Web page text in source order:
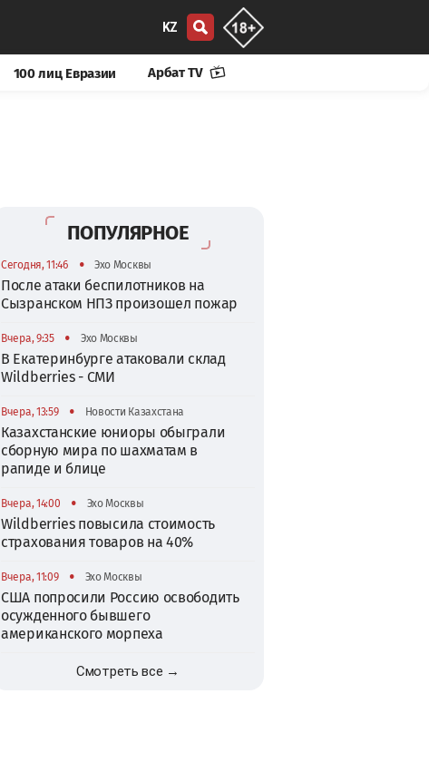
KZ
100 лиц Евразии Арбат TV
ПОПУЛЯРНОЕ
Сегодня, 11:46 • Эхо Москвы
После атаки беспилотников на
Сызранском НПЗ произошел пожар
Вчера, 9:35 • Эхо Москвы
В Екатеринбурге атаковали склад
Wildberries - СМИ
Вчера, 13:59 • Новости Казахстана
Казахстанские юниоры обыграли
сборную мира по шахматам в
рапиде и блице
Вчера, 14:00 • Эхо Москвы
Wildberries повысила стоимость
страхования товаров на 40%
Вчера, 11:09 • Эхо Москвы
США попросили Россию освободить
осужденного бывшего
американского морпеха
Смотреть все →